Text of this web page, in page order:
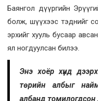
Баянгол дүүргийн
болж, шүүхээс тэднийг
эрхийг хууль бусаар
ял ногдуулсан билээ.
Энэ хоёр хүнд
төрийн албыг
албанд томилогдсон